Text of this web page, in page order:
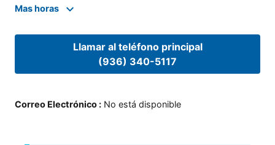
Mas horas
Llamar al teléfono principal
(936) 340-5117
Correo Electrónico : No está disponible